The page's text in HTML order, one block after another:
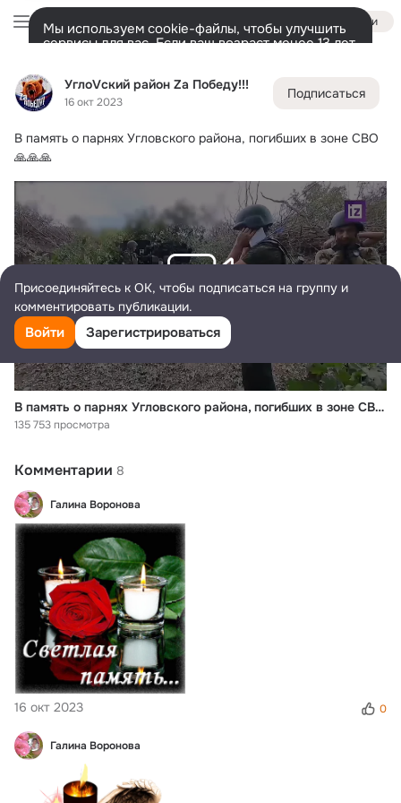
УглоVский район Zа Победу!!!
16 окт 2023
Подписаться
В память о парнях Угловского района, погибших в зоне СВО
🙏🙏🙏
Видео не найдено
В память о парнях Угловского района, погибших в зоне СВО 🙏🙏🙏
135 753 просмотра
Комментарии 8
Галина Воронова
16 окт 2023 0
Галина Воронова
Войти
Мы используем cookie-файлы, чтобы улучшить
сервисы для вас. Если ваш возраст менее 13 лет,
Разрешить все Настроить
Лента Участники 5.8K Ещё
Дополнительная
колонка
Всё5 967
Присоединяйтесь к ОК, чтобы подписаться на группу и
комментировать публикации.
Войти Зарегистрироваться